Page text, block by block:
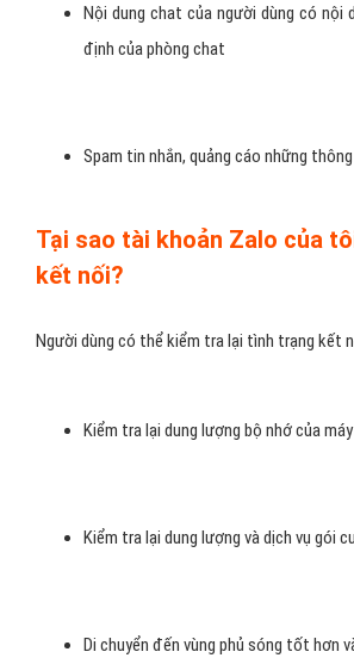
Nội dung chat của người dùng có nội
định của phòng chat
Spam tin nhắn, quảng cáo những
Tại sao tài khoản Zalo của
kết nối?
Người dùng có thể kiểm tra lại tình trạng kết
Kiểm tra lại dung lượng bộ nhớ của máy
Kiểm tra lại dung lượng và dịch vụ gói
Di chuyển đến vùng phủ sóng tốt hơn